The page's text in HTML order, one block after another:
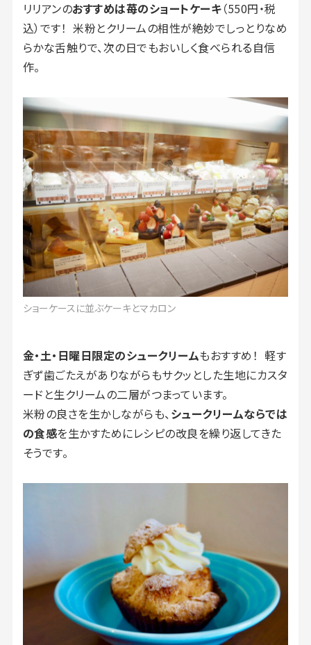
リリアンのおすすめは苺のショートケーキ（550円・税
込）です！ 米粉とクリームの相性が絶妙でしっとりなめ
らかな舌触りで、次の日でもおいしく食べられる自信
作。
ショーケースに並ぶケーキとマカロン
金・土・日曜日限定のシュークリームもおすすめ！ 軽す
ぎず歯ごたえがありながらもサクッとした生地にカスタ
ードと生クリームの二層がつまっています。
米粉の良さを生かしながらも、シュークリームならでは
の食感を生かすためにレシピの改良を繰り返してきた
そうです。